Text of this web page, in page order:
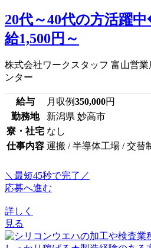
20代～40代の方活躍
給1,500円～
株式会社ワークスタッフ 富山営
ンター
給与 月収例350,000円
勤務地
新潟県 妙高市
寮・社宅 なし
仕事内容 運搬 / 半導体工場 / 交替
＼最短45秒で完了／
応募へ進む
詳しく
見る